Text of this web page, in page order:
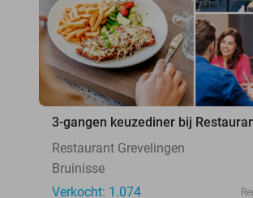
3-gangen keuzediner bij
Restaurant Grevelingen
Bruinisse
Verkocht: 1.074